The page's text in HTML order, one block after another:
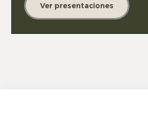
Ver presentaciones